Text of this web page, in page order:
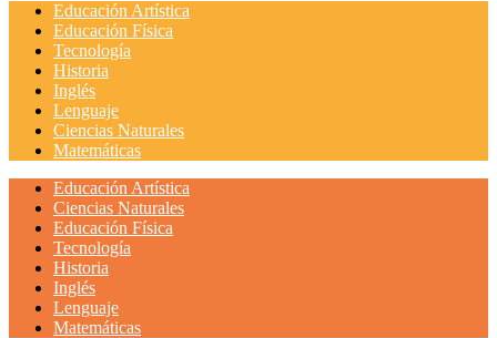
Educación Artística
Educación Física
Tecnología
Historia
Inglés
Lenguaje
Ciencias Naturales
Matemáticas
Educación Artística
Ciencias Naturales
Educación Física
Tecnología
Historia
Inglés
Lenguaje
Matemáticas